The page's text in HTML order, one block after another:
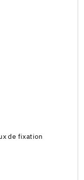
de fixation